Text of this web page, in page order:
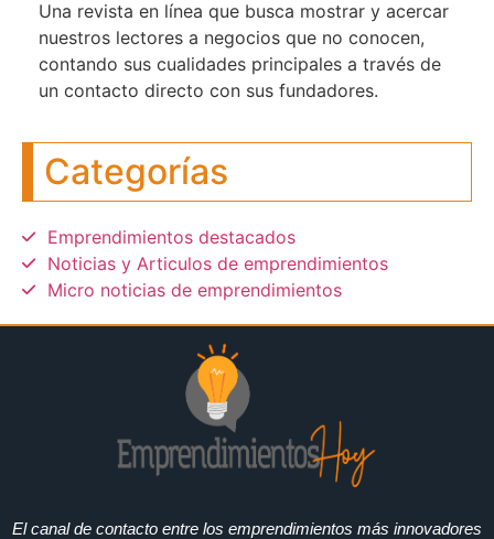
Una revista en línea que busca mostrar y acercar
nuestros lectores a negocios que no conocen,
contando sus cualidades principales a través de
un contacto directo con sus fundadores.
Categorías
Emprendimientos destacados
Noticias y Articulos de emprendimientos
Micro noticias de emprendimientos
El canal de contacto entre los emprendimientos más innovadores